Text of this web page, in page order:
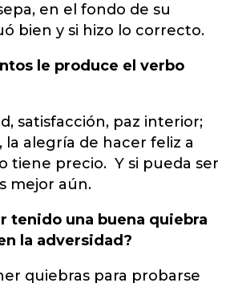
en el fondo de su
bien y si hizo lo correcto.
le produce el verbo
satisfacción, paz interior;
la alegría de hacer feliz a
tiene precio. Y si pueda ser
mejor aún.
tenido una buena quiebra
la adversidad?
quiebras para probarse